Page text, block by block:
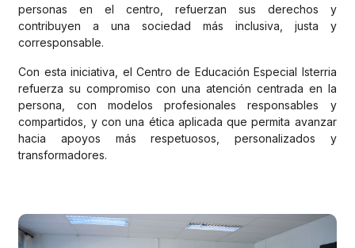
personas en el centro, refuerzan sus derechos y
contribuyen a una sociedad más inclusiva, justa y
corresponsable.
Con esta iniciativa, el Centro de Educación Especial Isterria
refuerza su compromiso con una atención centrada en la
persona, con modelos profesionales responsables y
compartidos, y con una ética aplicada que permita avanzar
hacia apoyos más respetuosos, personalizados y
transformadores.